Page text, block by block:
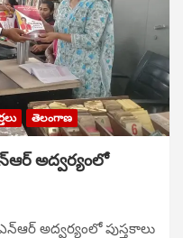
తెలంగాణ
అద్వర్యంలో
అద్వర్యంలో పుస్తకాలు